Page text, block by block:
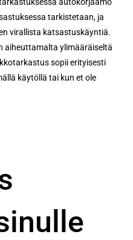
tarkistetaan, ja
virallista katsastuskäyntiä.
aiheuttamalta ylimääräiseltä
sopii erityisesti
käytöllä tai kun et ole